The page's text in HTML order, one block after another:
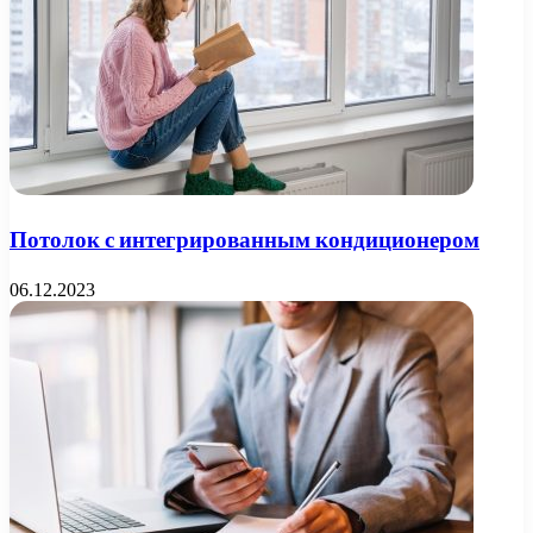
Потолок с интегрированным кондиционером
06.12.2023